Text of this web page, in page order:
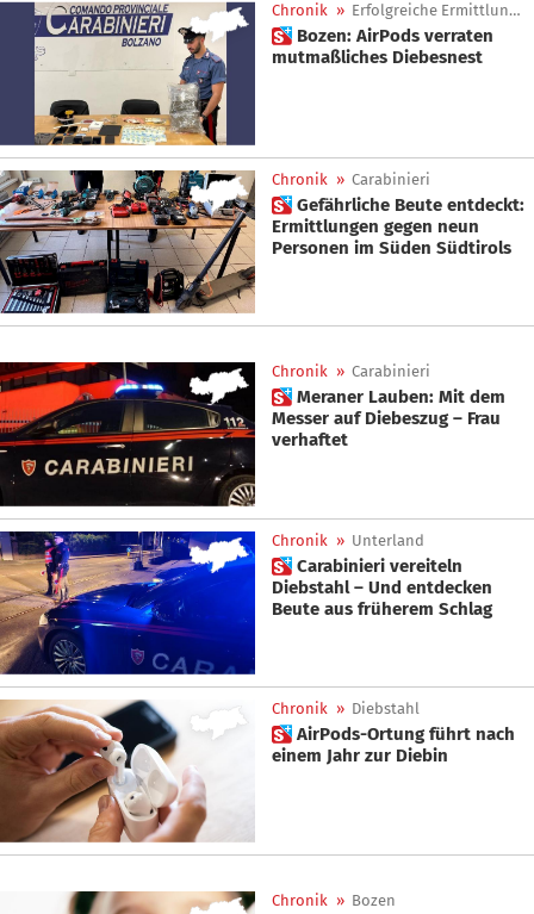
Chronik » Erfolgreiche Ermittlungen
 Bozen: AirPods verraten
mutmaßliches Diebesnest
Chronik » Carabinieri
 Gefährliche Beute entdeckt:
Ermittlungen gegen neun
Personen im Süden Südtirols
Chronik » Carabinieri
 Meraner Lauben: Mit dem
Messer auf Diebeszug – Frau
verhaftet
Chronik » Unterland
 Carabinieri vereiteln
Diebstahl – Und entdecken
Beute aus früherem Schlag
Chronik » Diebstahl
 AirPods-Ortung führt nach
einem Jahr zur Diebin
Chronik » Bozen